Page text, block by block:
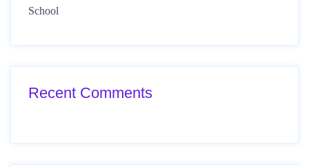
School
Recent Comments